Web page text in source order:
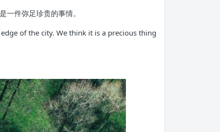
件弥足珍贵的事情。
of the city. We think it is a precious thing